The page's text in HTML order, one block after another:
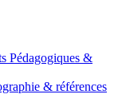
Pédagogiques &
& références